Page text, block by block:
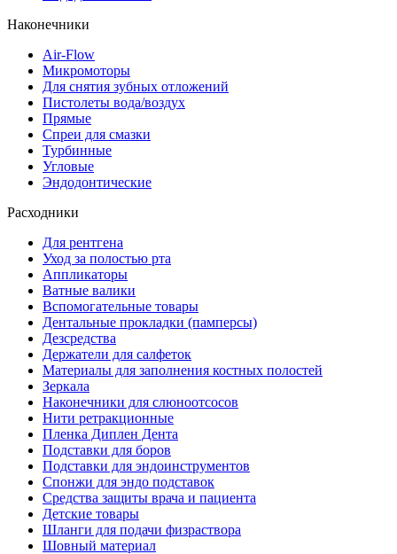
Наконечники
Air-Flow
Микромоторы
Для снятия зубных отложений
Пистолеты вода/воздух
Прямые
Спреи для смазки
Турбинные
Угловые
Эндодонтические
Расходники
Для рентгена
Уход за полостью рта
Аппликаторы
Ватные валики
Вспомогательные товары
Дентальные прокладки (памперсы)
Дезсредства
Держатели для салфеток
Материалы для заполнения костных полостей
Зеркала
Наконечники для слюноотсосов
Нити ретракционные
Пленка Диплен Дента
Подставки для боров
Подставки для эндоинструментов
Спонжи для эндо подставок
Средства защиты врача и пациента
Детские товары
Шланги для подачи физраствора
Шовный материал